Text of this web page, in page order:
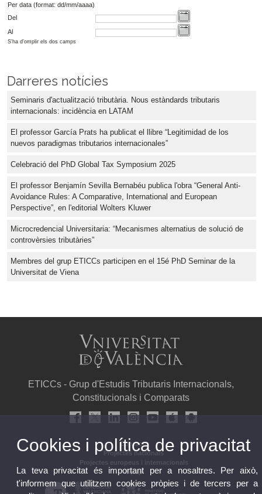
Per data (format: dd/mm/aaaa)
Del
Al
S'ha d'omplir els dos camps
Darreres notícies
Seminaris d'actualització tributària. Nous estàndards tributaris
internacionals: incidència en LATAM
El professor García Prats ha publicat el llibre “Legitimidad de los
nuevos paradigmas tributarios internacionales”
Celebració del PhD Global Tax Symposium 2025
El professor Benjamín Sevilla Bernabéu publica l'obra “General Anti-
Avoidance Rules: A Comparative, International and European
Perspective”, en l'editorial Wolters Kluwer
Microcredencial Universitaria: “Mecanismes alternatius de solució de
controvèrsies tributàries”
Membres del grup ETICCs participen en el 15é PhD Seminar de la
Universitat de Viena
ETICCs - Grup d'Estudis Tributaris Internacionals,
Constitucionals i Comparats
Contacte
Projectes nacionals
Projectes europeus i internacionals
Equip
Cookies i política de privacitat
La teva privacitat és important per a nosaltres. Per això,
t'informem que utilitzem cookies pròpies i de tercers per a